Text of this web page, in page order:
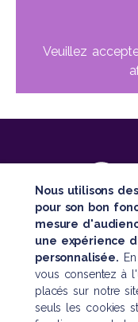
Veuillez
SUIVEZ
Nous utilisons
pour son bon
mesure
une expérience
personnalisée.
vous consentez à
placés sur notre
seuls les cookies